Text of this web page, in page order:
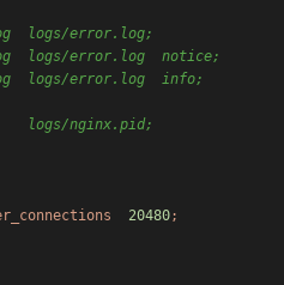
logs/error.log;
logs/error.log  notice;
logs/error.log  info;
logs/nginx.pid;
20480;